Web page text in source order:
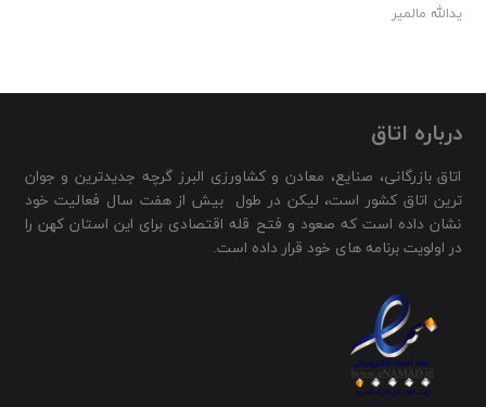
یدالله مالمیر
درباره اتاق
اتاق بازرگانی، صنایع، معادن و کشاورزی البرز گرچه جدیدترین و جوان
ترین اتاق کشور است، لیکن در طول بیش از هفت سال فعالیت خود
نشان داده است که صعود و فتح قله اقتصادی برای این استان کهن را
در اولویت برنامه های خود قرار داده است.